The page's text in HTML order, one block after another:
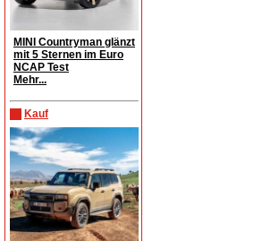
MINI Countryman glänzt
mit 5 Sternen im Euro
NCAP Test
Mehr...
Kauf